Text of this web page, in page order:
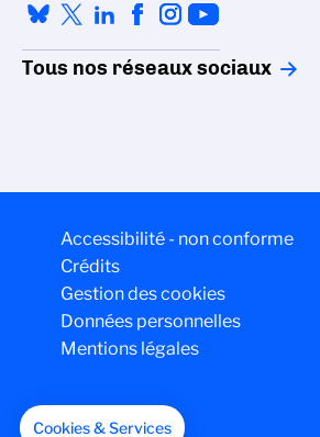
Tous nos réseaux sociaux
Accessibilité - non conforme
Crédits
Gestion des cookies
Données personnelles
Mentions légales
Cookies & Services